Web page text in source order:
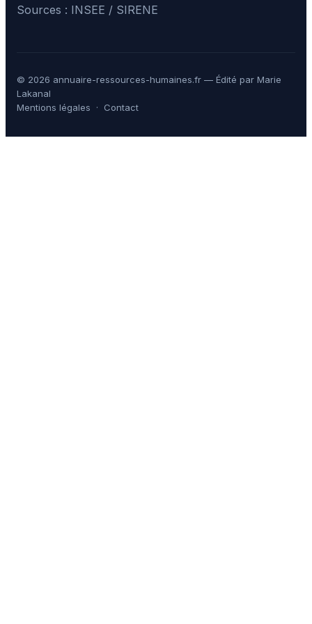
Sources : INSEE / SIRENE
© 2026 annuaire-ressources-humaines.fr — Édité par Marie
Lakanal
Mentions légales · Contact